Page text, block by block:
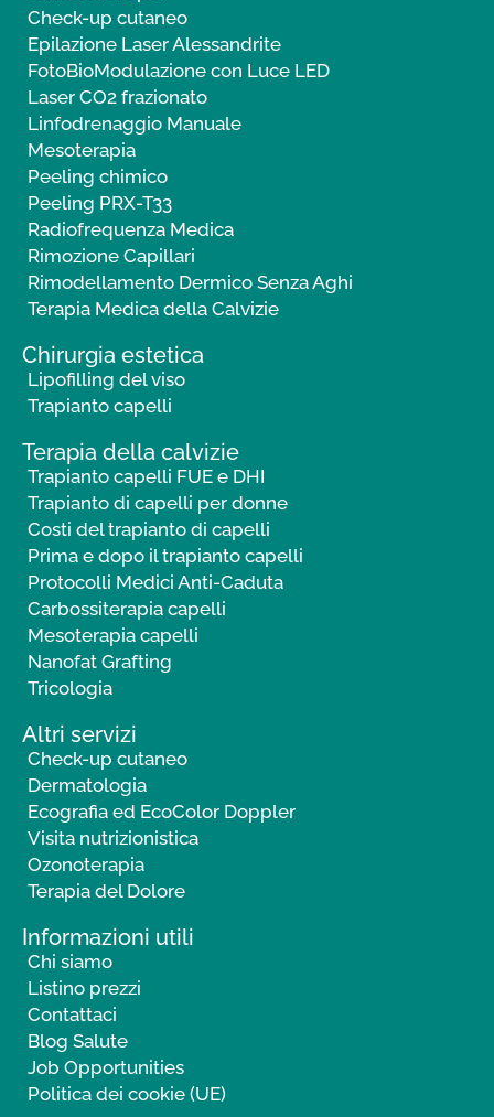
Check-up cutaneo
Epilazione Laser Alessandrite
FotoBioModulazione con Luce LED
Laser CO2 frazionato
Linfodrenaggio Manuale
Mesoterapia
Peeling chimico
Peeling PRX-T33
Radiofrequenza Medica
Rimozione Capillari
Rimodellamento Dermico Senza Aghi
Terapia Medica della Calvizie
Chirurgia estetica
Lipofilling del viso
Trapianto capelli
Terapia della calvizie
Trapianto capelli FUE e DHI
Trapianto di capelli per donne
Costi del trapianto di capelli
Prima e dopo il trapianto capelli
Protocolli Medici Anti-Caduta
Carbossiterapia capelli
Mesoterapia capelli
Nanofat Grafting
Tricologia
Altri servizi
Check-up cutaneo
Dermatologia
Ecografia ed EcoColor Doppler
Visita nutrizionistica
Ozonoterapia
Terapia del Dolore
Informazioni utili
Chi siamo
Listino prezzi
Contattaci
Blog Salute
Job Opportunities
Politica dei cookie (UE)